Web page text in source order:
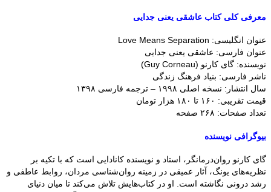
معرفی کلی کتاب عاشقی یعنی جدایی
عنوان انگلیسی: Love Means Separation
عنوان فارسی: عاشقی یعنی جدایی
نویسنده: گای کارنو (Guy Corneau)
ناشر فارسی: بنیاد فرهنگ زندگی
سال انتشار: نسخه اصلی ۱۹۹۸ – ترجمه فارسی ۱۳۹۸
قیمت تقریبی: ۱۶۰ تا ۱۸۰ هزار تومان
تعداد صفحات: ۲۶۸ صفحه
بیوگرافی نویسنده
گای کارنو روان‌درمانگر، استاد و نویسنده کانادایی است که با تکیه بر
نظریه‌های یونگ، آثار عمیقی در زمینه روان‌شناسی مردان، روابط عاطفی و
رشد درونی نگاشته است. او در کتاب‌هایش تلاش می‌کند تا میان دنیای